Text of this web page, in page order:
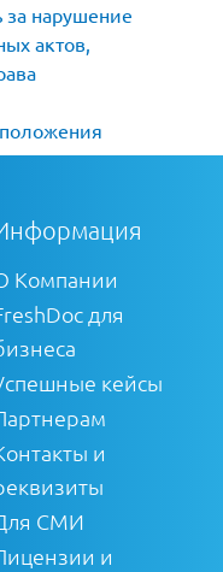
за нарушение
актов,
Компании
для
кейсы
и
СМИ
и